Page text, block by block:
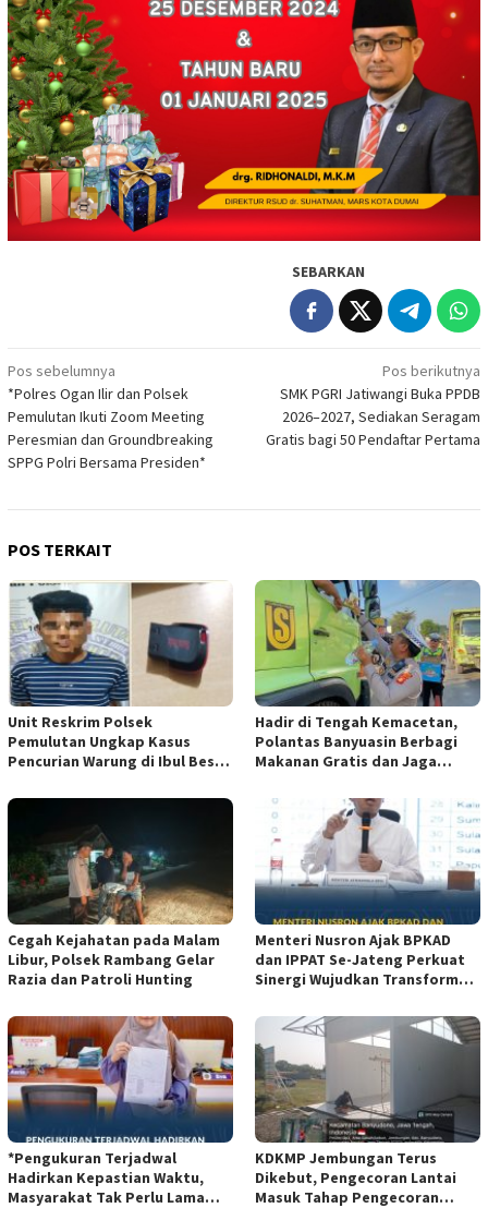
SEBARKAN
Navigasi
pos
Pos sebelumnya
*Polres Ogan Ilir dan Polsek
Pemulutan Ikuti Zoom Meeting
Peresmian dan Groundbreaking
SPPG Polri Bersama Presiden*
Pos berikutnya
SMK PGRI Jatiwangi Buka PPDB
2026–2027, Sediakan Seragam
Gratis bagi 50 Pendaftar Pertama
POS TERKAIT
Unit Reskrim Polsek
Pemulutan Ungkap Kasus
Pencurian Warung di Ibul Besar
Hadir di Tengah Kemacetan,
Polantas Banyuasin Berbagi
Makanan Gratis dan Jaga
Cegah Kejahatan pada Malam
Libur, Polsek Rambang Gelar
Razia dan Patroli Hunting
Menteri Nusron Ajak BPKAD
dan IPPAT Se-Jateng Perkuat
Sinergi Wujudkan Transformasi
*Pengukuran Terjadwal
Hadirkan Kepastian Waktu,
Masyarakat Tak Perlu Lama
KDKMP Jembungan Terus
Dikebut, Pengecoran Lantai
Masuk Tahap Pengecoran